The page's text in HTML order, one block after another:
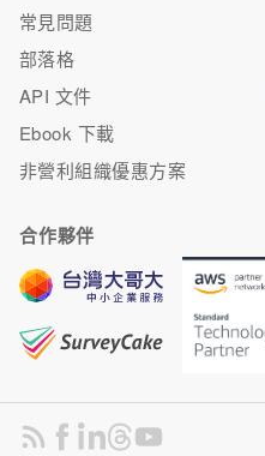
常見問題
部落格
API 文件
Ebook 下載
非營利組織優惠方案
合作夥伴